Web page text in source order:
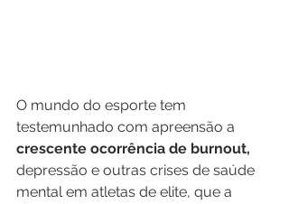
O mundo do esporte tem
testemunhado com apreensão a
crescente ocorrência de burnout,
depressão e outras crises de saúde
mental em atletas de elite, que a